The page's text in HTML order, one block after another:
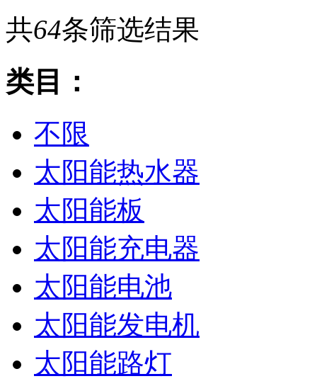
共64条筛选结果
类目：
不限
太阳能热水器
太阳能板
太阳能充电器
太阳能电池
太阳能发电机
太阳能路灯